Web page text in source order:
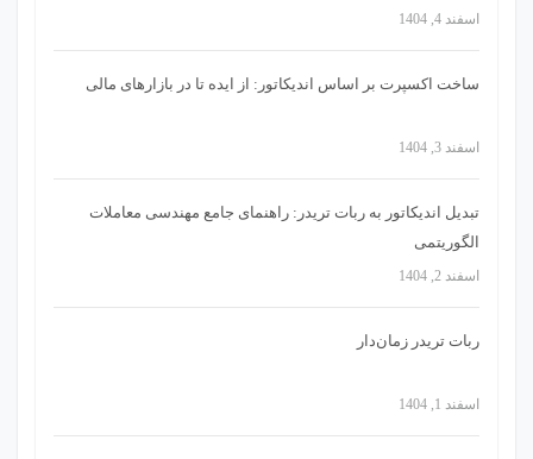
اسفند 4, 1404
ساخت اکسپرت بر اساس اندیکاتور: از ایده تا در بازارهای مالی
اسفند 3, 1404
تبدیل اندیکاتور به ربات تریدر: راهنمای جامع مهندسی معاملات
الگوریتمی
اسفند 2, 1404
ربات تریدر زمان‌دار
اسفند 1, 1404